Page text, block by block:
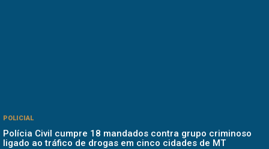
POLICIAL
Polícia Civil cumpre 18 mandados contra grupo criminoso
ligado ao tráfico de drogas em cinco cidades de MT